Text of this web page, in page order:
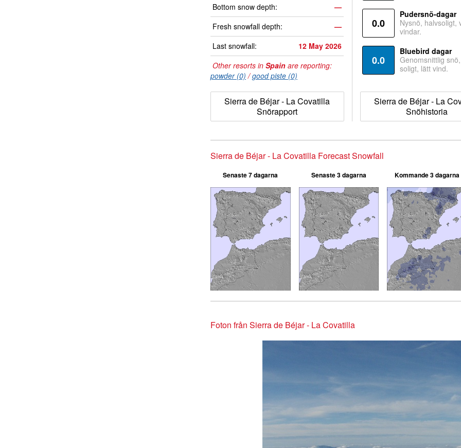
Bottom snow depth:
—
Fresh snowfall depth:
—
Last snowfall:
12 May 2026
Other resorts in Spain are reporting:
powder (0) /good piste (0)
Sierra de Béjar - La Covatilla
Snörapport
0.0
Pudersnö-dagar
Nysnö, halvsoligt,
vindar.
0.0
Bluebird dagar
Genomsnittlig
soligt, lätt vind.
Sierra de Béjar - La
Snöhistoria
Sierra de Béjar - La Covatilla Forecast Snowfall
Senaste 7 dagarna Senaste 3 dagarna Kommande 3 dagarna
Foton från Sierra de Béjar - La Covatilla